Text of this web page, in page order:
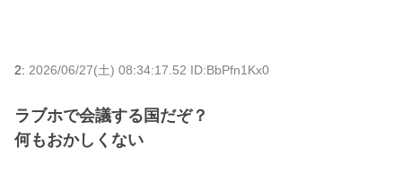
2: 2026/06/27(土) 08:34:17.52 ID:BbPfn1Kx0
ラブホで会議する国だぞ？
何もおかしくない